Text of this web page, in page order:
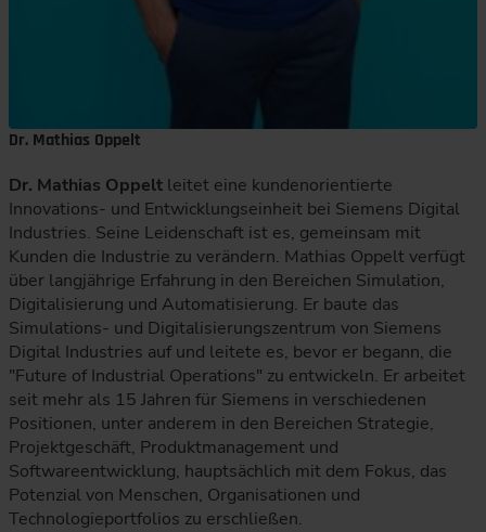
Dr. Mathias Oppelt
Dr. Mathias Oppelt leitet eine kundenorientierte
Innovations- und Entwicklungseinheit bei Siemens Digital
Industries. Seine Leidenschaft ist es, gemeinsam mit
Kunden die Industrie zu verändern. Mathias Oppelt verfügt
über langjährige Erfahrung in den Bereichen Simulation,
Digitalisierung und Automatisierung. Er baute das
Simulations- und Digitalisierungszentrum von Siemens
Digital Industries auf und leitete es, bevor er begann, die
"Future of Industrial Operations" zu entwickeln. Er arbeitet
seit mehr als 15 Jahren für Siemens in verschiedenen
Positionen, unter anderem in den Bereichen Strategie,
Projektgeschäft, Produktmanagement und
Softwareentwicklung, hauptsächlich mit dem Fokus, das
Potenzial von Menschen, Organisationen und
Technologieportfolios zu erschließen.